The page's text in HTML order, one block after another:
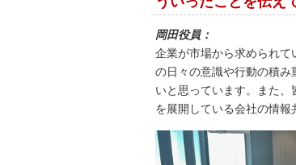
岡田役員：
企業が市場から求められて
の日々の意識や行動の積み
いと思っています。また
を展開している会社の情報